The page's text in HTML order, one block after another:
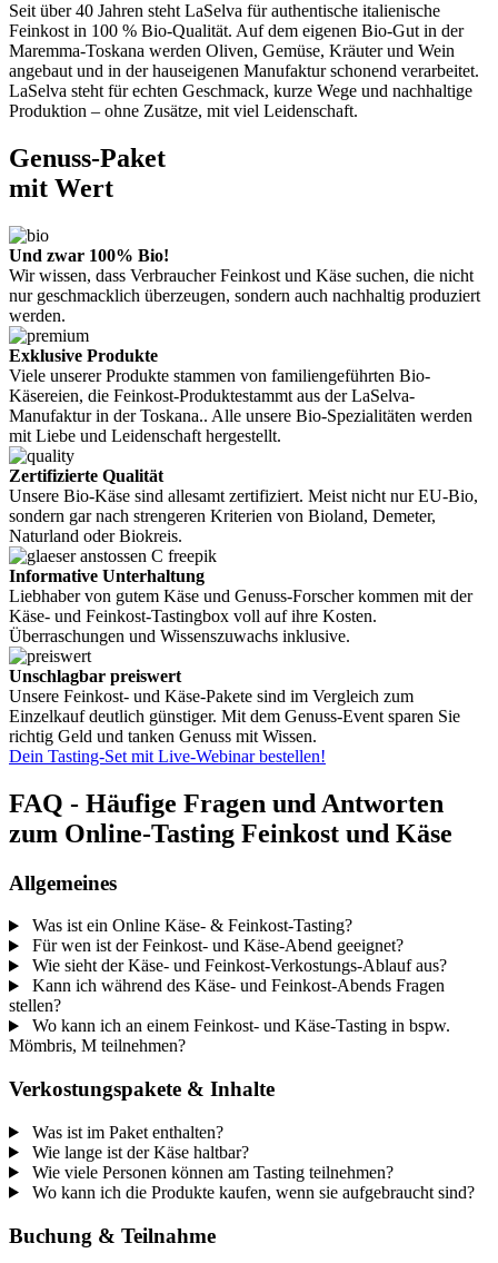
Seit über 40 Jahren steht LaSelva für authentische italienische
Feinkost in 100 % Bio-Qualität. Auf dem eigenen Bio-Gut in der
Maremma-Toskana werden Oliven, Gemüse, Kräuter und Wein
angebaut und in der hauseigenen Manufaktur schonend verarbeitet.
LaSelva steht für echten Geschmack, kurze Wege und nachhaltige
Produktion – ohne Zusätze, mit viel Leidenschaft.
Genuss-Paket
mit Wert
Und zwar 100% Bio!
Wir wissen, dass Verbraucher Feinkost und Käse suchen, die nicht
nur geschmacklich überzeugen, sondern auch nachhaltig produziert
werden.
Exklusive Produkte
Viele unserer Produkte stammen von familiengeführten Bio-
Käsereien, die Feinkost-Produktestammt aus der LaSelva-
Manufaktur in der Toskana.. Alle unsere Bio-Spezialitäten werden
mit Liebe und Leidenschaft hergestellt.
Zertifizierte Qualität
Unsere Bio-Käse sind allesamt zertifiziert. Meist nicht nur EU-Bio,
sondern gar nach strengeren Kriterien von Bioland, Demeter,
Naturland oder Biokreis.
Informative Unterhaltung
Liebhaber von gutem Käse und Genuss-Forscher kommen mit der
Käse- und Feinkost-Tastingbox voll auf ihre Kosten.
Überraschungen und Wissenszuwachs inklusive.
Unschlagbar preiswert
Unsere Feinkost- und Käse-Pakete sind im Vergleich zum
Einzelkauf deutlich günstiger. Mit dem Genuss-Event sparen Sie
richtig Geld und tanken Genuss mit Wissen.
Dein Tasting-Set mit Live-Webinar bestellen!
FAQ - Häufige Fragen und Antworten
zum Online-Tasting Feinkost und Käse
Allgemeines
Was ist ein Online Käse- & Feinkost-Tasting?
Für wen ist der Feinkost- und Käse-Abend geeignet?
Wie sieht der Käse- und Feinkost-Verkostungs-Ablauf aus?
Kann ich während des Käse- und Feinkost-Abends Fragen
stellen?
Wo kann ich an einem Feinkost- und Käse-Tasting in bspw.
Mömbris, M teilnehmen?
Verkostungspakete & Inhalte
Was ist im Paket enthalten?
Wie lange ist der Käse haltbar?
Wie viele Personen können am Tasting teilnehmen?
Wo kann ich die Produkte kaufen, wenn sie aufgebraucht sind?
Buchung & Teilnahme